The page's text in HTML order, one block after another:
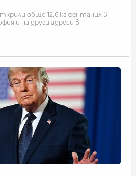
общо 12,6 кг фентанил в
и на други адреси в